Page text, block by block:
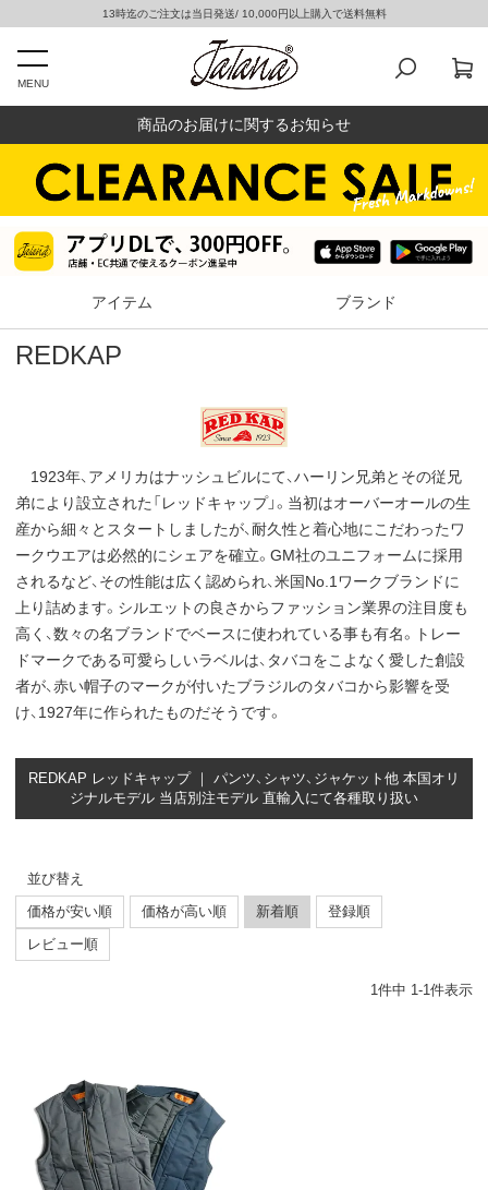
13時迄のご注文は当日発送/ 10,000円以上購入で送料無料
MENU
商品のお届けに関するお知らせ
アイテム ブランド
REDKAP
1923年、アメリカはナッシュビルにて、ハーリン兄弟とその従兄
弟により設立された「レッドキャップ」。当初はオーバーオールの生
産から細々とスタートしましたが、耐久性と着心地にこだわったワ
ークウエアは必然的にシェアを確立。GM社のユニフォームに採用
されるなど、その性能は広く認められ、米国No.1ワークブランドに
上り詰めます。シルエットの良さからファッション業界の注目度も
高く、数々の名ブランドでベースに使われている事も有名。トレー
ドマークである可愛らしいラベルは、タバコをこよなく愛した創設
者が、赤い帽子のマークが付いたブラジルのタバコから影響を受
け、1927年に作られたものだそうです。
REDKAP レッドキャップ ｜ パンツ、シャツ、ジャケット他 本国オリ
ジナルモデル 当店別注モデル 直輸入にて各種取り扱い
並び替え
価格が安い順
価格が高い順 新着順
登録順
レビュー順
1 件中 1 -1 件表示